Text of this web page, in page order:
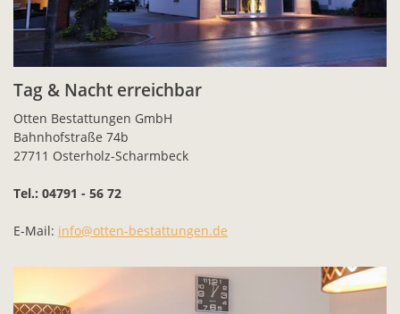
Tag & Nacht erreichbar
Otten Bestattungen GmbH
Bahnhofstraße 74b
27711 Osterholz-Scharmbeck
Tel.: 04791 - 56 72
E-Mail: info@otten-bestattungen.de